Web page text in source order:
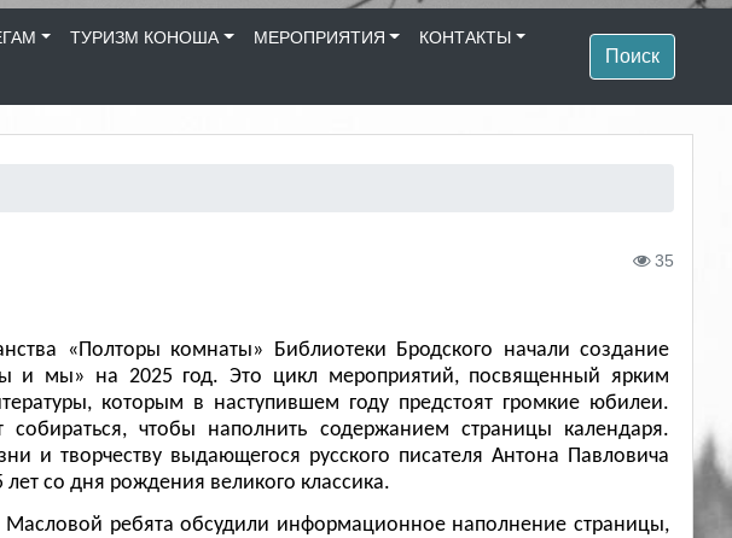
ТУРИЗМ КОНОША МЕРОПРИЯТИЯ
КОНТАКТЫ
Поиск
35
«Полторы комнаты» Библиотеки Бродского начали создание
и мы» на 2025 год. Это цикл мероприятий, посвященный ярким
которым в наступившем году предстоят громкие юбилеи.
чтобы наполнить содержанием страницы календаря.
и творчеству выдающегося русского писателя Антона Павловича
со дня рождения великого классика.
Масловой ребята обсудили информационное наполнение страницы,